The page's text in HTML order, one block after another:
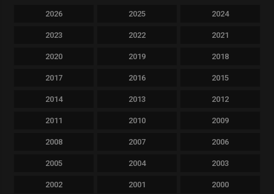
2026 2025 2024
2023 2022 2021
2020 2019 2018
2017 2016 2015
2014 2013 2012
2011 2010 2009
2008 2007 2006
2005 2004 2003
2002 2001 2000